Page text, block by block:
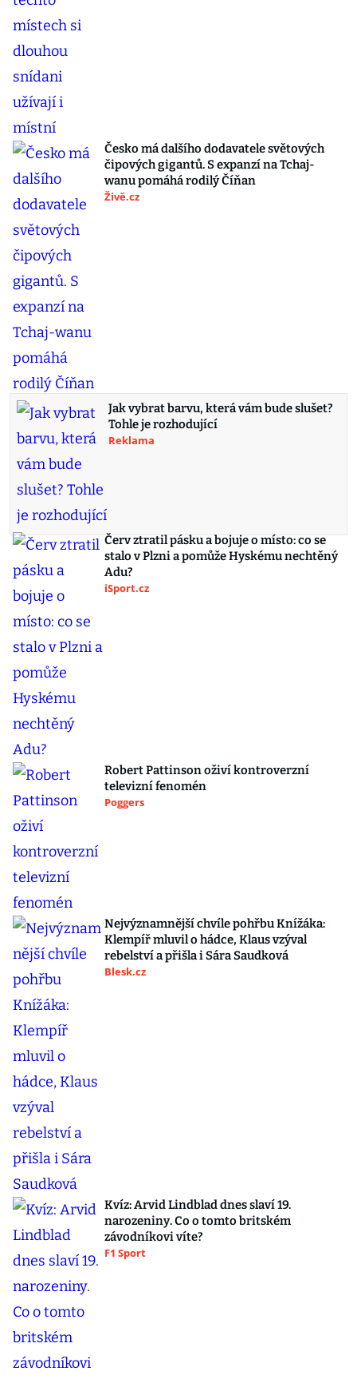
Česko má dalšího dodavatele světových
čipových gigantů. S expanzí na Tchaj-
wanu pomáhá rodilý Číňan
Živě.cz
Jak vybrat barvu, která vám bude slušet?
Tohle je rozhodující
Reklama
Červ ztratil pásku a bojuje o místo: co se
stalo v Plzni a pomůže Hyskému nechtěný
Adu?
iSport.cz
Robert Pattinson oživí kontroverzní
televizní fenomén
Poggers
Nejvýznamnější chvíle pohřbu Knížáka:
Klempíř mluvil o hádce, Klaus vzýval
rebelství a přišla i Sára Saudková
Blesk.cz
Kvíz: Arvid Lindblad dnes slaví 19.
narozeniny. Co o tomto britském
závodníkovi víte?
F1 Sport